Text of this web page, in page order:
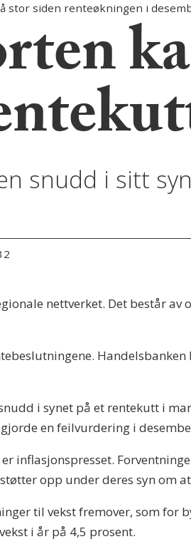
stor siden renteøkningen i
snudd i sitt
nettverket. Det består
i synet på et rentekutt i
en feilvurdering i
opp under deres syn om
til vekst fremover, som for
i år på 4,5 prosent.